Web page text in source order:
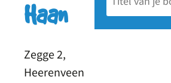
Haan
Zegge 2,
Heerenveen